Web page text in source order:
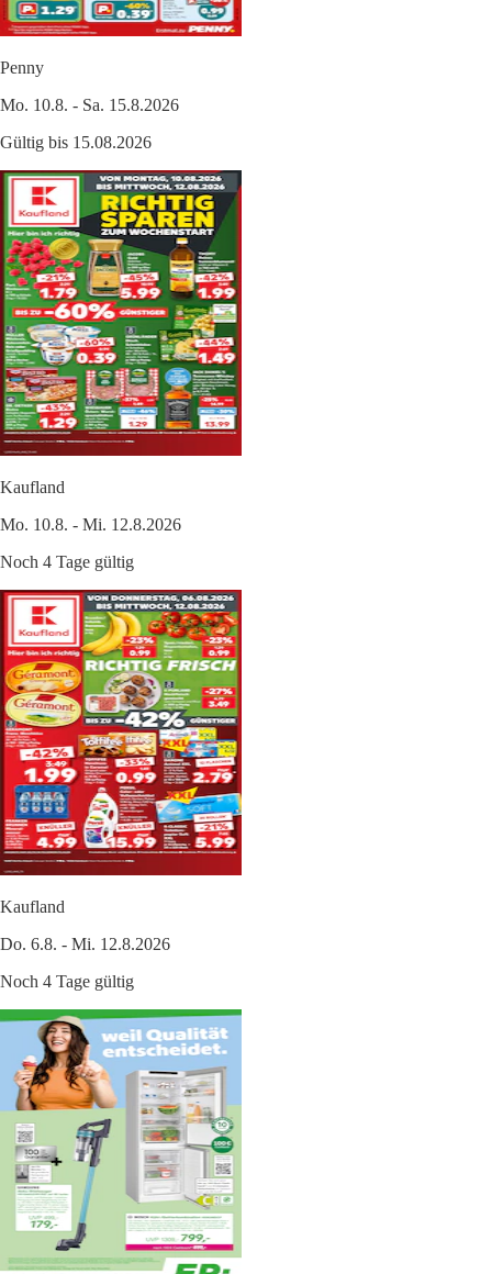
Penny
Mo. 10.8. - Sa. 15.8.2026
Gültig bis 15.08.2026
Kaufland
Mo. 10.8. - Mi. 12.8.2026
Noch 4 Tage gültig
Kaufland
Do. 6.8. - Mi. 12.8.2026
Noch 4 Tage gültig